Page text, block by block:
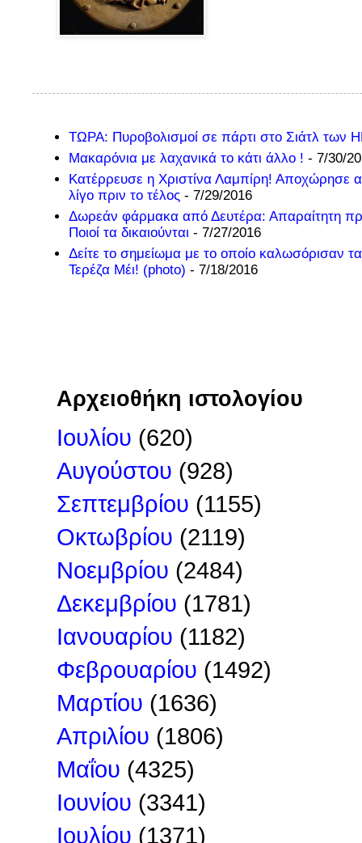
ΤΩΡΑ: Πυροβολισμοί σε πάρτι στο Σιάτλ των
Μακαρόνια με λαχανικά το κάτι άλλο ! - 7/30/
Κατέρρευσε η Χριστίνα Λαμπίρη! Αποχώρησε
λίγο πριν το τέλος - 7/29/2016
Δωρεάν φάρμακα από Δευτέρα: Απαραίτητη
Ποιοί τα δικαιούνται - 7/27/2016
Δείτε το σημείωμα με το οποίο καλωσόρισαν
Τερέζα Μέι! (photo) - 7/18/2016
Αρχειοθήκη ιστολογίου
Ιουλίου (620)
Αυγούστου (928)
Σεπτεμβρίου (1155)
Οκτωβρίου (2119)
Νοεμβρίου (2484)
Δεκεμβρίου (1781)
Ιανουαρίου (1182)
Φεβρουαρίου (1492)
Μαρτίου (1636)
Απριλίου (1806)
Μαΐου (4325)
Ιουνίου (3341)
Ιουλίου (1371)